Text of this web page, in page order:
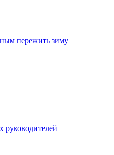
пережить зиму
руководителей